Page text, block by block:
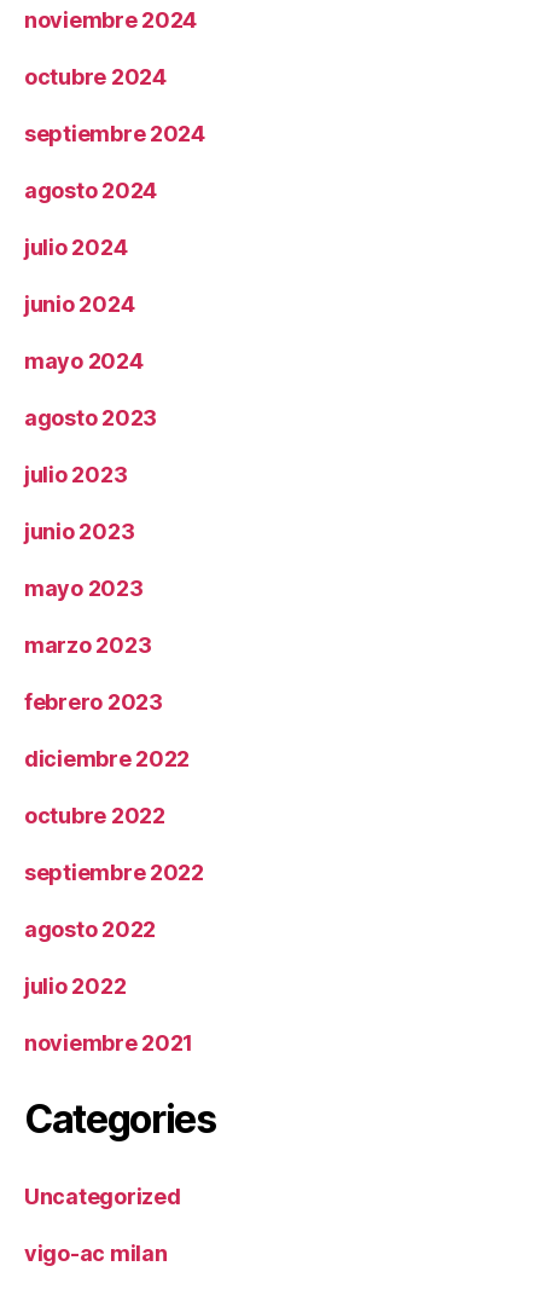
noviembre 2024
octubre 2024
septiembre 2024
agosto 2024
julio 2024
junio 2024
mayo 2024
agosto 2023
julio 2023
junio 2023
mayo 2023
marzo 2023
febrero 2023
diciembre 2022
octubre 2022
septiembre 2022
agosto 2022
julio 2022
noviembre 2021
Categories
Uncategorized
vigo-ac milan